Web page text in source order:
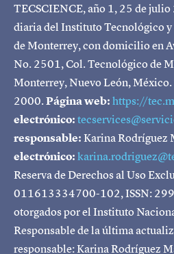
TECSCIENCE, año 1, 25 de
diaria del Instituto Tecnológico y
de Monterrey, con domicilio en
No. 2501, Col. Tecnológico de
Monterrey, Nuevo León, México.
2000.Página web:https://
electrónico:
responsable:Karina Rodríguez
electrónico:
Reserva de Derechos al Uso
011613334700-102, ISSN:
otorgados por el Instituto
Responsable de la última
responsable: Karina Rodríguez